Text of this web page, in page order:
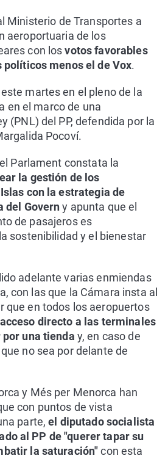
Ministerio de Transportes a
aeroportuaria de los
con losvotos favorables
políticos menos el de Vox.
martes en el pleno de la
en el marco de una
(PNL) del PP, defendida por la
Pocoví.
Parlament constata la
la gestión de los
con la estrategia de
del Governy apunta que el
de pasajeros es
sostenibilidad y el bienestar
adelante varias enmiendas
con las que la Cámara insta al
que en todos los aeropuertos
directo a las terminales
una tienda y, en caso de
no sea por delante de
y Més per Menorca han
con puntos de vista
parte,el diputado socialista
al PP de "querer tapar su
la saturación"con esta